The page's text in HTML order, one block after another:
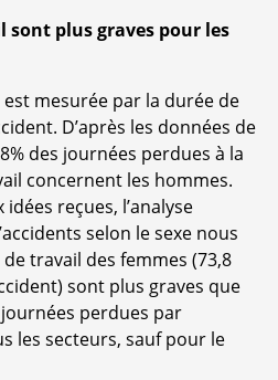
sont plus graves pour les
mesurée par la durée de
D’après les données de
des journées perdues à la
concernent les hommes.
reçues, l’analyse
selon le sexe nous
travail des femmes (73,8
sont plus graves que
perdues par
les secteurs, sauf pour le